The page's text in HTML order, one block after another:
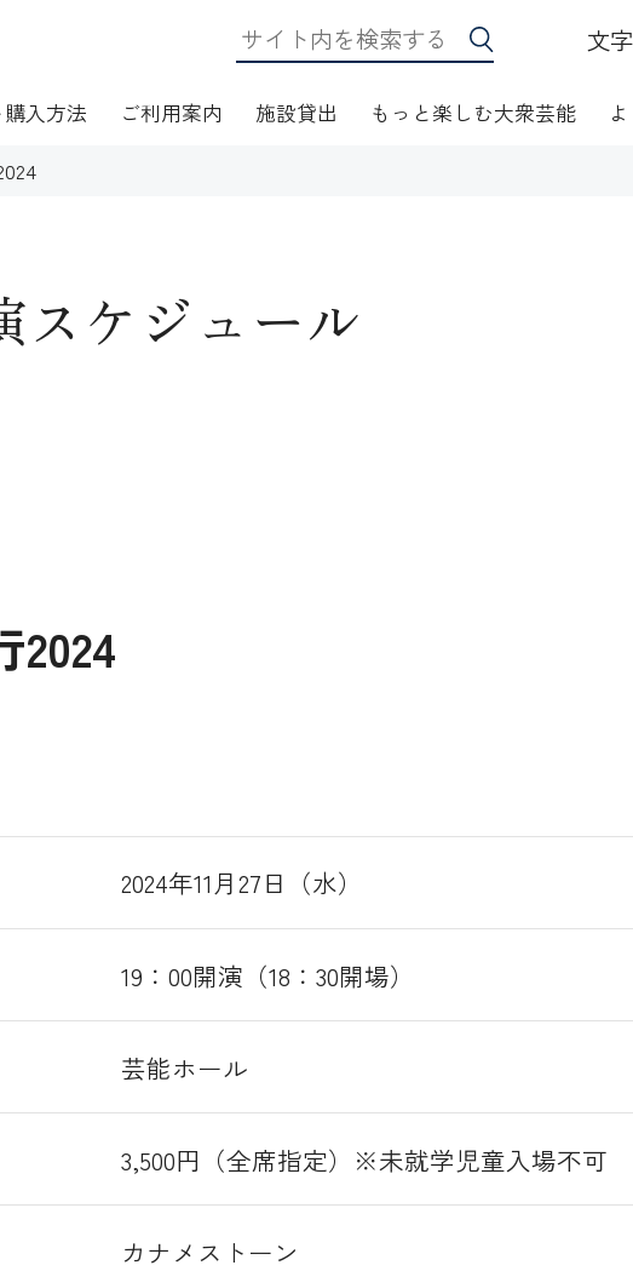
文
入方法 ご利用案内
フロアマップ
施設貸出
施設資料
もっと楽しむ大衆芸能
ワークショップ
スケジュール
2024年11月27日（水）
19：00開演（18：30開場）
芸能ホール
3,500円（全席指定）※未就学児童入場不可
カナメストーン